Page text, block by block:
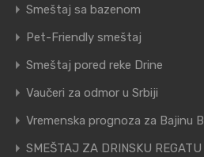
Smeštaj sa bazenom
Pet-Friendly smeštaj
Smeštaj pored reke Drine
Vaučeri za odmor u Srbiji
Vremenska prognoza za Bajinu
SMEŠTAJ ZA DRINSKU